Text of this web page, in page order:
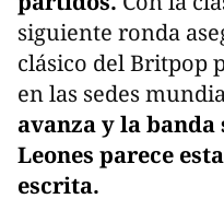
siguiente ronda
clásico del Britpop
en las sedes
avanza y la banda
Leones parece
escrita.